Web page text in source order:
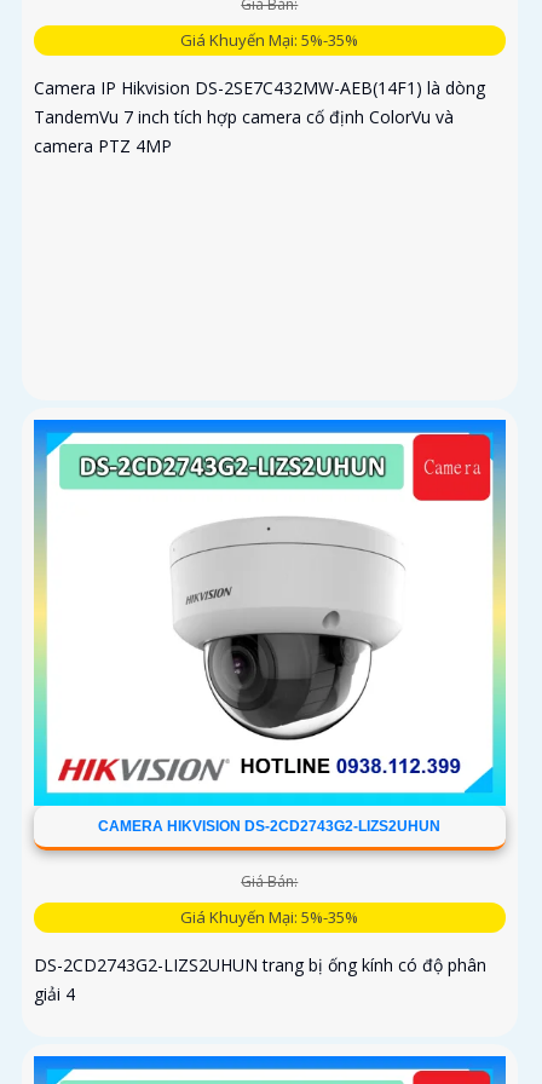
Giá Khuyến Mại: 5%-35%
Camera IP Hikvision DS-2SE7C432MW-AEB(14F1) là dòng
TandemVu 7 inch tích hợp camera cố định ColorVu và
camera PTZ 4MP
CAMERA HIKVISION DS-2CD2743G2-LIZS2UHUN
Giá Bán:
Giá Khuyến Mại: 5%-35%
DS-2CD2743G2-LIZS2UHUN trang bị ống kính có độ phân
giải 4